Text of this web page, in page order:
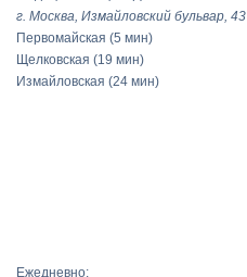
г. Москва, Измайловский бульвар, 43
Первомайская (5 мин)
Щелковская (19 мин)
Измайловская (24 мин)
Ежедневно: